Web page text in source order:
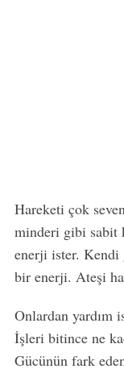
Hareketi çok
minderi gibi sabit
enerji ister. Kendi
bir enerji. Ateşi
Onlardan yardım
İşleri bitince ne
Gücünün fark